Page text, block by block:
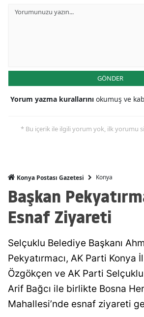
GÖNDER
Yorum yazma kurallarını okumuş ve
* Bu içerik ile ilgili yorum yok, ilk yorumu
Konya Postası Gazetesi Konya
Başkan
Esnaf Ziyareti
Selçuklu Belediye Başkanı
Pekyatırmacı, AK Parti Konya
Özgökçen ve AK Parti Selçuklu
Arif Bağcı ile birlikte Bosna
Mahallesi’nde esnaf ziyareti